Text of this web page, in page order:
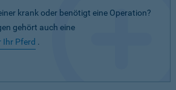
krank oder benötigt eine Operation?
gehört auch eine
Ihr Pferd .